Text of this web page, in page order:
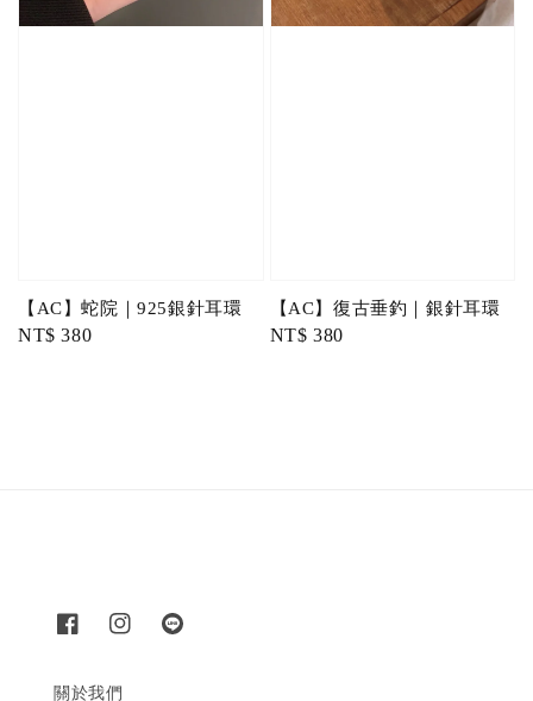
【AC】蛇院｜925銀針耳環
Regular
NT$ 380
【AC】復古垂釣｜銀針耳環
Regular
NT$ 380
關於我們